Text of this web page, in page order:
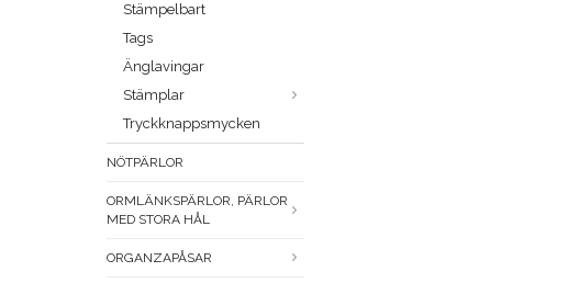
Stämpelbart
Tags
Änglavingar
Stämplar
Tryckknappsmycken
NÖTPÄRLOR
ORMLÄNKSPÄRLOR, PÄRLOR
MED STORA HÅL
ORGANZAPÅSAR